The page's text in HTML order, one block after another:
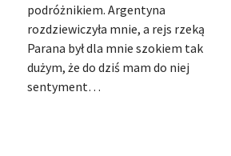
podróżnikiem. Argentyna
rozdziewiczyła mnie, a rejs rzeką
Parana był dla mnie szokiem tak
dużym, że do dziś mam do niej
sentyment…